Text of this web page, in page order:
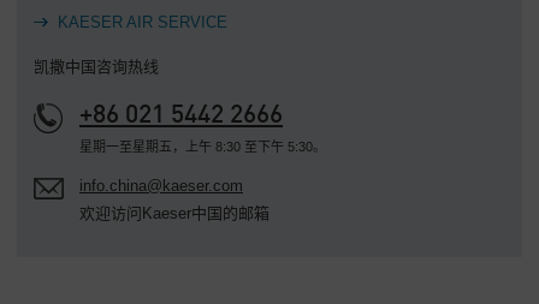
KAESER AIR SERVICE
凯撒中国咨询热线
+86 021 5442 2666
星期一至星期五，上午 8:30 至下午 5:30。
info.china@kaeser.com
欢迎访问Kaeser中国的邮箱